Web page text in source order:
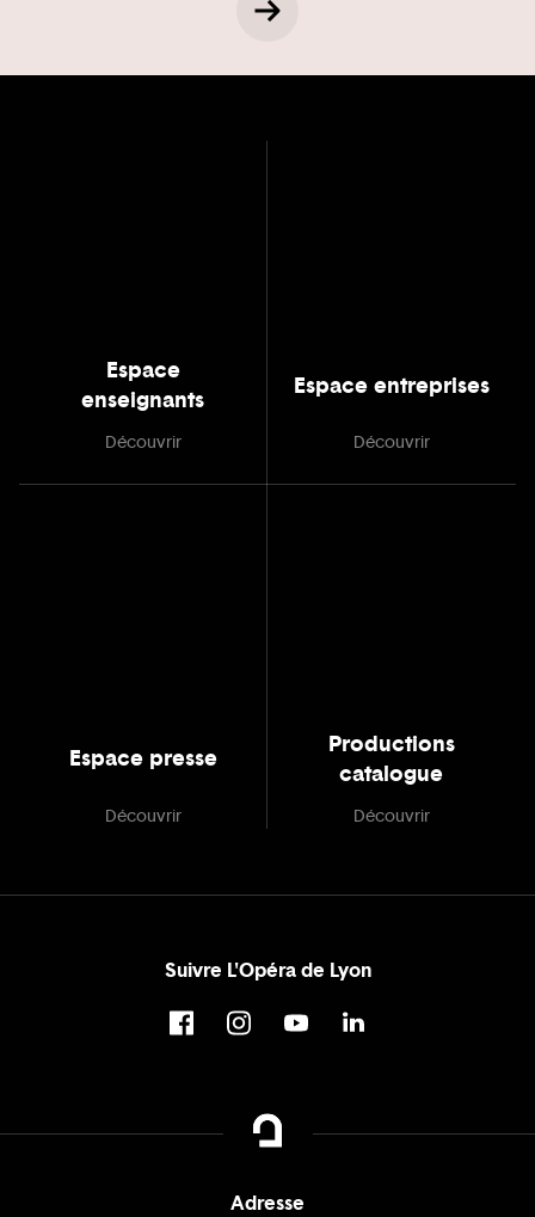
Espace
enseignants
Découvrir
Espace entreprises
Découvrir
Espace presse
Découvrir
Productions
catalogue
Découvrir
Suivre L'Opéra de Lyon
Adresse